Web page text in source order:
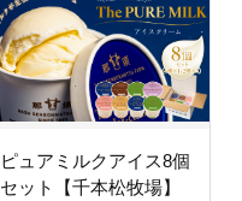
ピュアミルクアイス8個
セット【千本松牧場】